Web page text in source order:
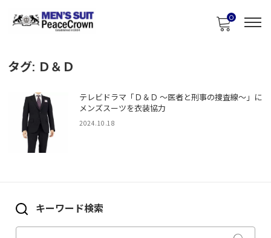
0
タグ: Ｄ＆Ｄ
テレビドラマ「Ｄ＆Ｄ 〜医者と刑事の捜査線〜」に
メンズスーツを衣装協力
2024.10.18
キーワード検索